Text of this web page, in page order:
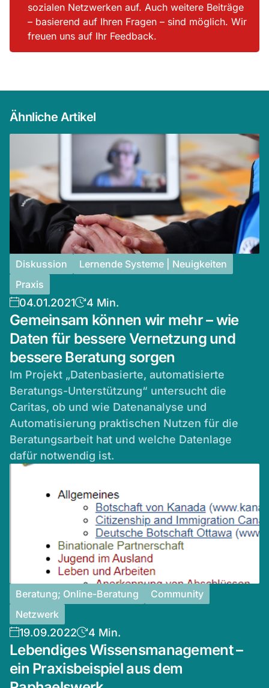
sozialen Netzwerken auf. Auch weitere Beiträge
– basierend auf Ihren Fragen – sind möglich. Wir
freuen uns auf Ihr Feedback.
Ähnliche Artikel
Diskussion
Lernende Systeme | Neuigkeiten
Praxis
04.01.2021 4 Min.
Gemeinsam können wir mehr – wie
Daten für bessere Vernetzung und
bessere Beratung sorgen
Im Projekt „Datenbasierte, automatisierte
Beratungs-Unterstützung“ untersucht die
Caritas, ob und wie Datenanalyse und
Automatisierung praktischen Nutzen für die
Beratungsarbeit hat und welche Datenlage
dafür notwendig ist.
Beratung; Online-Beratung
Community
Netzwerk
19.09.2022 4 Min.
Lebendiges Wissensmanagement –
ein Praxisbeispiel aus dem